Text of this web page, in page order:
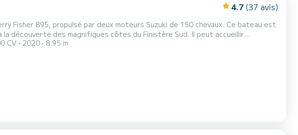
4.7 (37 avis)
Fisher 895, propulsé par deux moteurs Suzuki de 150 chevaux. Ce bateau est
découverte des magnifiques côtes du Finistère Sud. Il peut accueillir
découverte de l'archipel des Glénan ou des îles du Morbihan. À l'intérieur, vous
four, un grand carré convertible pouvant accueillir 2 personnes...
CV 2020 8.95 m